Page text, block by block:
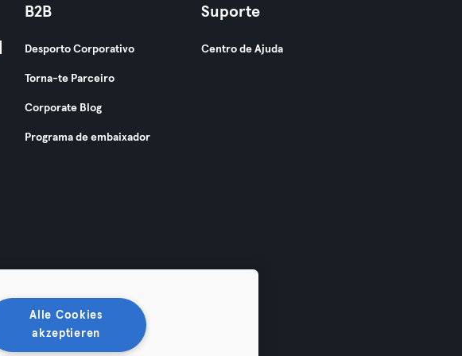
B2B
Desporto Corporativo
Torna-te Parceiro
Corporate Blog
Programa de embaixador
Suporte
Centro de Ajuda
Alle Cookies
akzeptieren